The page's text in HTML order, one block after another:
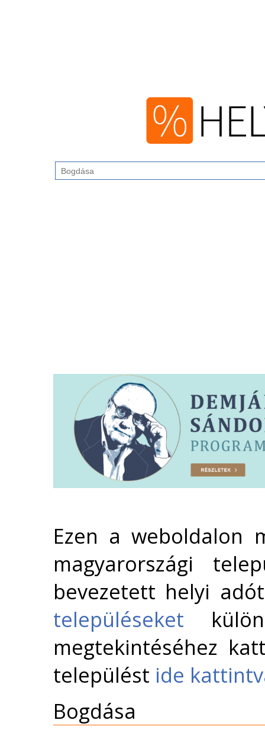
Ezen a weboldalon
magyarországi
bevezetett helyi
településeket
megtekintéséhez
települést ide
Bogdása